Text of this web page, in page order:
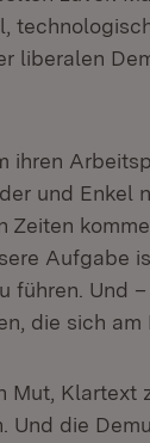
liberalen
ihren
und Enkel
Zeiten
Aufgabe
führen. Und
die sich am
Klartext
die